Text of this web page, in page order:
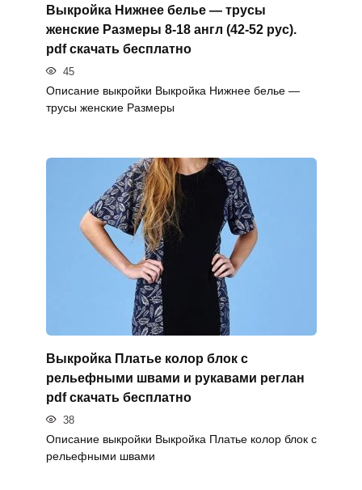
Выкройка Нижнее белье — трусы
женские Размеры 8-18 англ (42-52 рус).
pdf скачать бесплатно
45
Описание выкройки Выкройка Нижнее белье —
трусы женские Размеры
Выкройка Платье колор блок с
рельефными швами и рукавами реглан
pdf скачать бесплатно
38
Описание выкройки Выкройка Платье колор блок с
рельефными швами